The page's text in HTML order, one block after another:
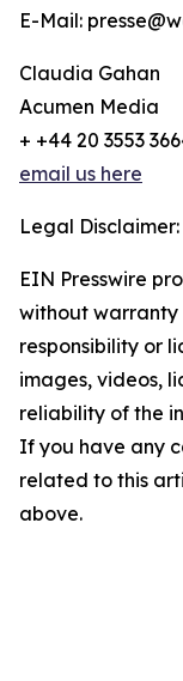
E-Mail:
Claudia Gahan
Acumen Media
+ +44 20 3553
email us here
Legal Disclaimer:
EIN Presswire
without warranty
responsibility or
images, videos,
reliability of the
If you have any
related to this
above.